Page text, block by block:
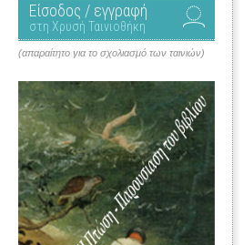
Είσοδος / εγγραφή
στη Χρυσή Ταινιοθήκη
(απαραίτητο για το σχολιασμό των ταινιών)